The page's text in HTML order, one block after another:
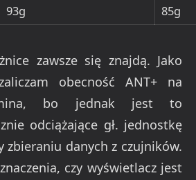
93g
85g
zawsze się znajdą. Jako
obecność ANT+ na
bo jednak jest to
odciążające gł. jednostkę
zbieraniu danych z czujników.
czy wyświetlacz jest